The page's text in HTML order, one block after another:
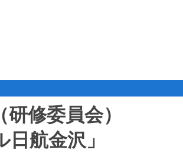
研修委員会）
日航金沢」